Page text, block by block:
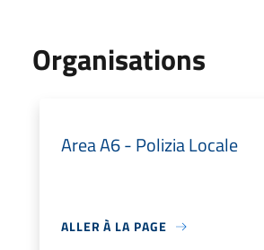
Organisations
Area A6 - Polizia Locale
ALLER À LA PAGE